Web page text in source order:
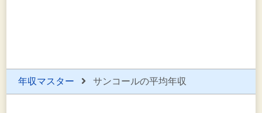
年収マスター サンコールの平均年収